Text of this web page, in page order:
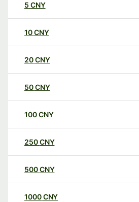
5 CNY
10CNY
20CNY
50CNY
100CNY
250CNY
500CNY
1000CNY